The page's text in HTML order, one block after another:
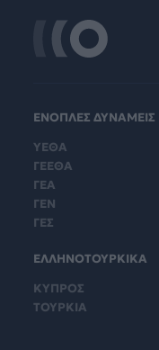
ΕΝΟΠΛΕΣ ΔΥΝΑΜΕΙΣ
ΥΕΘΑ
ΓΕΕΘΑ
ΓΕΑ
ΓΕΝ
ΓΕΣ
ΕΛΛΗΝΟΤΟΥΡΚΙΚΑ
ΚΥΠΡΟΣ
ΤΟΥΡΚΙΑ